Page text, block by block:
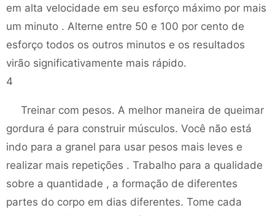
em alta velocidade em seu esforço máximo por mais
um minuto . Alterne entre 50 e 100 por cento de
esforço todos os outros minutos e os resultados
virão significativamente mais rápido.
4
Treinar com pesos. A melhor maneira de queimar
gordura é para construir músculos. Você não está
indo para a granel para usar pesos mais leves e
realizar mais repetições . Trabalho para a qualidade
sobre a quantidade , a formação de diferentes
partes do corpo em dias diferentes. Tome cada